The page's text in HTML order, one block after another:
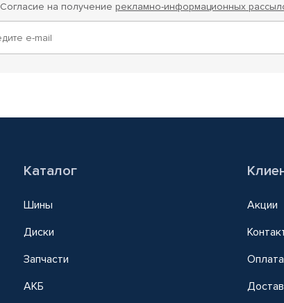
Согласие на получение рекламно-информационных
Каталог
Шины
Диски
Запчасти
АКБ
Акции
Оплата